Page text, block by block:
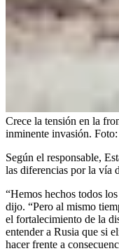
Crece la tensión en la
inminente invasión. Foto:
Según el responsable,
las diferencias por la vía
“Hemos hechos todos
dijo. “Pero al mismo
el fortalecimiento de la
entender a Rusia que si
hacer frente a